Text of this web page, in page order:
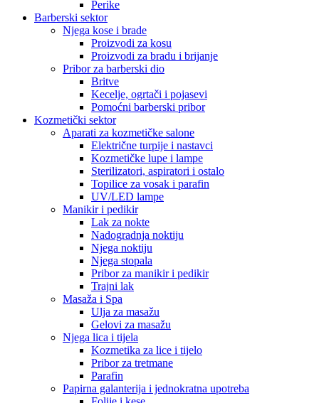
Perike
Barberski sektor
Njega kose i brade
Proizvodi za kosu
Proizvodi za bradu i brijanje
Pribor za barberski dio
Britve
Kecelje, ogrtači i pojasevi
Pomoćni barberski pribor
Kozmetički sektor
Aparati za kozmetičke salone
Električne turpije i nastavci
Kozmetičke lupe i lampe
Sterilizatori, aspiratori i ostalo
Topilice za vosak i parafin
UV/LED lampe
Manikir i pedikir
Lak za nokte
Nadogradnja noktiju
Njega noktiju
Njega stopala
Pribor za manikir i pedikir
Trajni lak
Masaža i Spa
Ulja za masažu
Gelovi za masažu
Njega lica i tijela
Kozmetika za lice i tijelo
Pribor za tretmane
Parafin
Papirna galanterija i jednokratna upotreba